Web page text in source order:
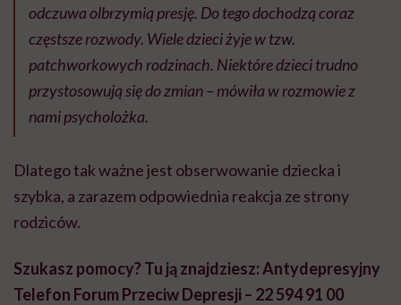
odczuwa olbrzymią presję. Do tego dochodzą coraz
częstsze rozwody. Wiele dzieci żyje w tzw.
patchworkowych rodzinach. Niektóre dzieci trudno
przystosowują się do zmian – mówiła w rozmowie z
nami psycholożka.
Dlatego tak ważne jest obserwowanie dziecka i
szybka, a zarazem odpowiednia reakcja ze strony
rodziców.
Szukasz pomocy? Tu ją znajdziesz: Antydepresyjny
Telefon Forum Przeciw Depresji – 22 594 91 00